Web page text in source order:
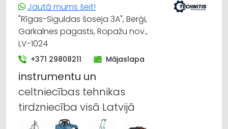
TIRDZNIECĪBA
UGUNSDZĒSĪBAS UN UGUNSAIZSARDZĪBAS LĪDZEKĻI
AUTO ĶĪMIJA, AUTO KRĀSAS
HIGIĒNAS PRECES
APAVI: TIRDZNIECĪBA
INSTRUMENTU UN DARBARĪKU LABOŠANA, SERVISS
KRĀSAS, LAKAS, BŪVĶĪMIJA: VAIRUMTIRDZNIECĪBA
VENTILĀCIJAS UN KONDICIONĒŠANAS SISTĒMAS UN IEKĀRTAS
TELPĀM
AGROĶĪMIJA, MĒSLOŠANAS LĪDZEKĻI
Jautā mums šeit!
"Rīgas-Siguldas šoseja 3A", Berģi,
Garkalnes pagasts, Ropažu nov.,
LV-1024
+371 29808211 Mājaslapa
instrumentu un
celtniecības tehnikas
tirdzniecība visā Latvijā